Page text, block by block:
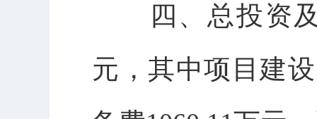
四、总投资及
元，其中项目建